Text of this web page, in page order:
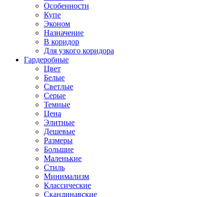
Особенности
Купе
Эконом
Назначение
В коридор
Для узкого коридора
Гардеробные
Цвет
Белые
Светлые
Серые
Темные
Цена
Элитные
Дешевые
Размеры
Большие
Маленькие
Стиль
Минимализм
Классические
Скандинавские